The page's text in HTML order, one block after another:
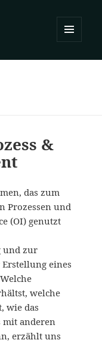
&
das zum
Prozessen und
(OI) genutzt
und zur
eines
welche
wie das
mit anderen
erzählt uns